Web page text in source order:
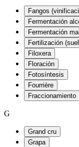
Fangos
Fermentación
Fermentación
Fertilización
Filoxera
Floración
Fotosíntesis
Fourrière
Fraccionamiento
G
Grand cru
Grapa